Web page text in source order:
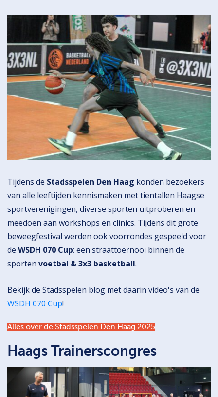
Tijdens de Stadsspelen Den Haag konden bezoekers
van alle leeftijden kennismaken met tientallen Haagse
sportverenigingen, diverse sporten uitproberen en
meedoen aan workshops en clinics. Tijdens dit grote
beweegfestival werden ook voorrondes gespeeld voor
de WSDH 070 Cup: een straattoernooi binnen de
sporten voetbal & 3x3 basketball.
Bekijk de Stadsspelen blog met daarin video's van de
WSDH 070 Cup!
Alles over de Stadsspelen Den Haag 2025
Haags Trainerscongres